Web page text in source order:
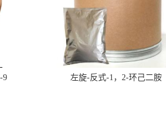
9 左旋-反式-1，2-环己二胺